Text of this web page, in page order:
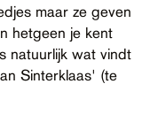
maar ze geven
hetgeen je kent
natuurlijk wat vindt
Sinterklaas' (te